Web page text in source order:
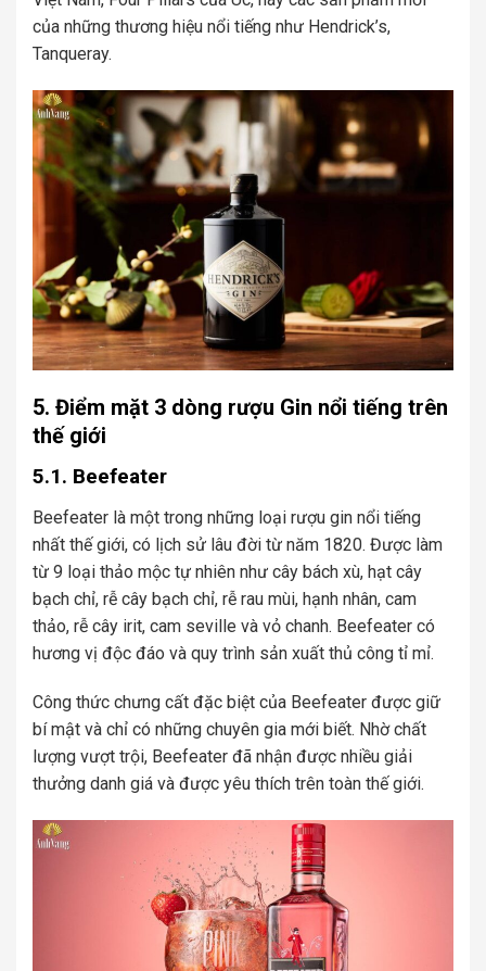
của những thương hiệu nổi tiếng như Hendrick’s,
Tanqueray.
5. Điểm mặt 3 dòng rượu Gin nổi tiếng trên
thế giới
5.1. Beefeater
Beefeater là một trong những loại rượu gin nổi tiếng
nhất thế giới, có lịch sử lâu đời từ năm 1820. Được làm
từ 9 loại thảo mộc tự nhiên như cây bách xù, hạt cây
bạch chỉ, rễ cây bạch chỉ, rễ rau mùi, hạnh nhân, cam
thảo, rễ cây irit, cam seville và vỏ chanh. Beefeater có
hương vị độc đáo và quy trình sản xuất thủ công tỉ mỉ.
Công thức chưng cất đặc biệt của Beefeater được giữ
bí mật và chỉ có những chuyên gia mới biết. Nhờ chất
lượng vượt trội, Beefeater đã nhận được nhiều giải
thưởng danh giá và được yêu thích trên toàn thế giới.